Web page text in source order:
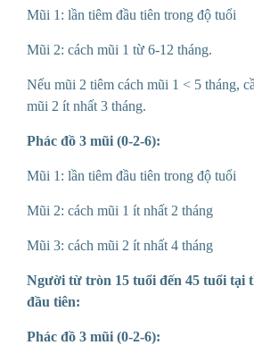
Mũi 1: lần tiêm đầu tiên trong độ tuổi
Mũi 2: cách mũi 1 từ 6-12 tháng.
Nếu mũi 2 tiêm cách mũi 1 < 5 tháng,
mũi 2 ít nhất 3 tháng.
Phác đồ 3 mũi (0-2-6):
Mũi 1: lần tiêm đầu tiên trong độ tuổi
Mũi 2: cách mũi 1 ít nhất 2 tháng
Mũi 3: cách mũi 2 ít nhất 4 tháng
Người từ tròn 15 tuổi đến 45 tuổi tại
đầu tiên:
Phác đồ 3 mũi (0-2-6):